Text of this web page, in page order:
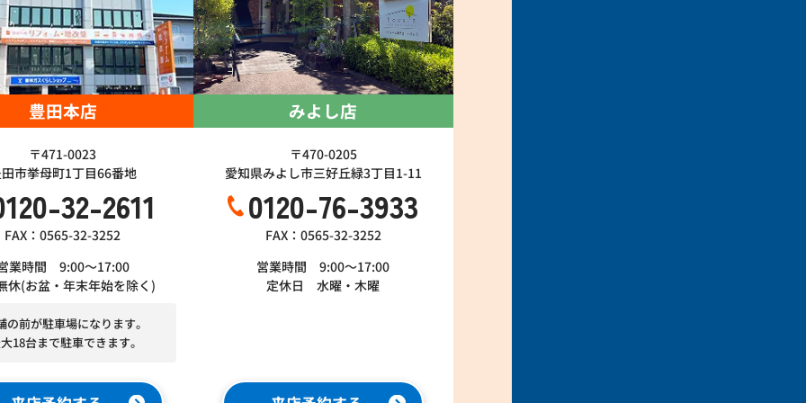
豊田本店
〒471-0023
市挙母町1丁目66番地
32-2611
FAX：0565-32-3252
業時間 9:00～17:00
休(お盆・年末年始を除く)
の前が駐車場になります。
18台まで駐車できます。
みよし店
〒470-0205
愛知県みよし市三好丘緑3丁目1-11
0120-76-3933
FAX：0565-32-3252
営業時間 9:00～17:00
定休日 水曜・木曜